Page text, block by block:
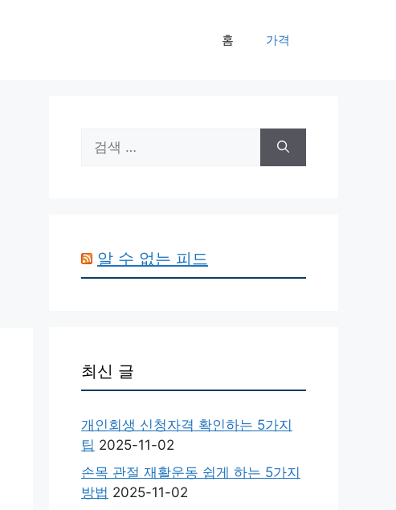
홈 가격
색:
알 수 없는 피드
최신 글
개인회생 신청자격 확인하는 5가지
팁 2025-11-02
손목 관절 재활운동 쉽게 하는 5가지
방법 2025-11-02